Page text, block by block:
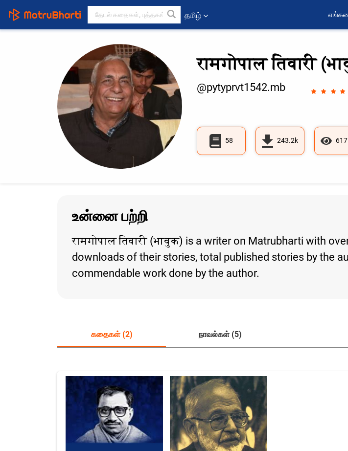
தமிழ்
रामगोपाल तिवारी
@pytyprvt1542.mb
58 243.2k
உன்னை பற்றி
रामगोपाल तिवारी (भावुक) is a writer on Matrubharti with
downloads of their stories, total published stories by the
commendable work done by the author.
கதைகள் (2) நாவல்கள் (5)